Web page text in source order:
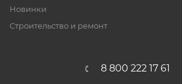
Новинки
Строительство и ремонт
8 800 222 17 61